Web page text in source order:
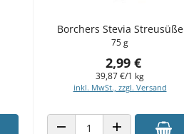
Borchers Stevia Streusüße
75 g
2,99 €
39,87 €/1 kg
inkl. MwSt., zzgl. Versand